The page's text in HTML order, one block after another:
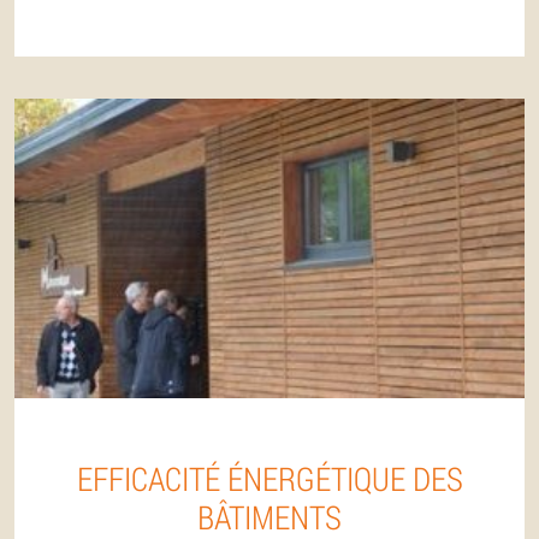
EFFICACITÉ ÉNERGÉTIQUE DES
BÂTIMENTS